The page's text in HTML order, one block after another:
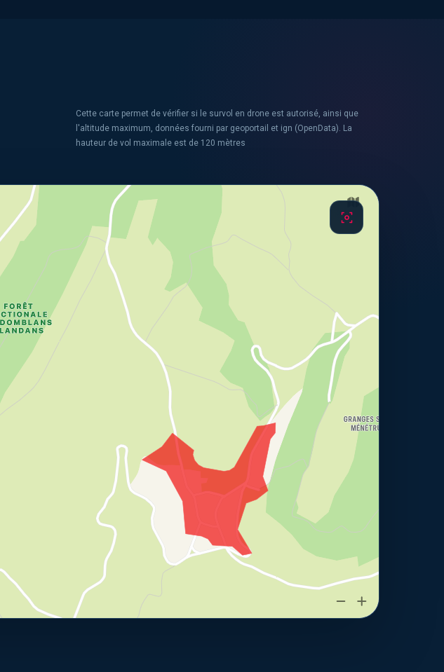
Cette carte permet de vérifier si le survol en drone est autorisé, ainsi que
l'altitude maximum, données fourni par geoportail et ign (OpenData). La
hauteur de vol maximale est de 120 mètres